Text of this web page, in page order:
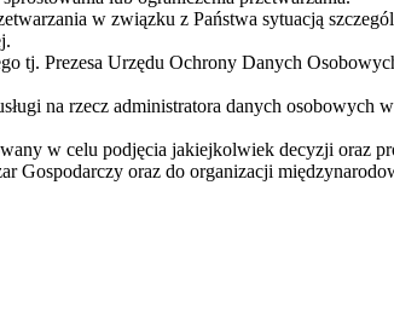
w związku z Państwa sytuacją
tj. Prezesa Urzędu Ochrony Danych
na rzecz administratora danych
w celu podjęcia jakiejkolwiek decyzji oraz
Gospodarczy oraz do organizacji